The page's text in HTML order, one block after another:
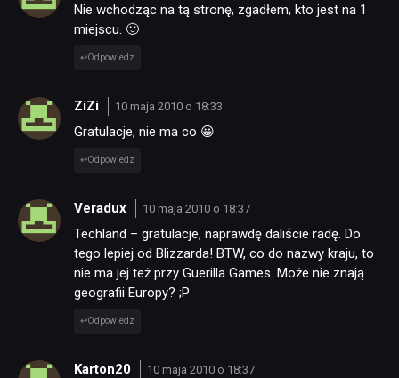
Nie wchodząc na tą stronę, zgadłem, kto jest na 1
miejscu. 🙂
Odpowiedz
ZiZi 10 maja 2010 o 18:33
Gratulacje, nie ma co 😀
Odpowiedz
Veradux 10 maja 2010 o 18:37
Techland – gratulacje, naprawdę daliście radę. Do
tego lepiej od Blizzarda! BTW, co do nazwy kraju, to
nie ma jej też przy Guerilla Games. Może nie znają
geografii Europy? ;P
Odpowiedz
Karton20 10 maja 2010 o 18:37